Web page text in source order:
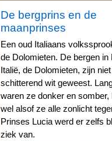
De bergprins en de
maanprinses
Een oud Italiaans
de Dolomieten. De bergen in
Italië, de Dolomieten, zijn
schitterend wit geweest.
waren ze donker en somber,
wel alsof ze alle zonlicht
Prinses Lucia werd er zelfs
ziek van.